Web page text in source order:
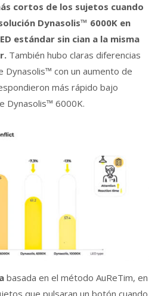
cortos de los sujetos cuando
Dynasolis™ 6000K en
estándar sin cian a la misma
También hubo claras diferencias
Dynasolis™ con un aumento de
más rápido bajo
Dynasolis™ 6000K.
basada en el método AuReTim, en
que pulsaran un botón cuando